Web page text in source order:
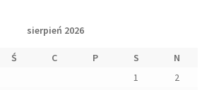
sierpień 2026
Ś C P S
N
1
2